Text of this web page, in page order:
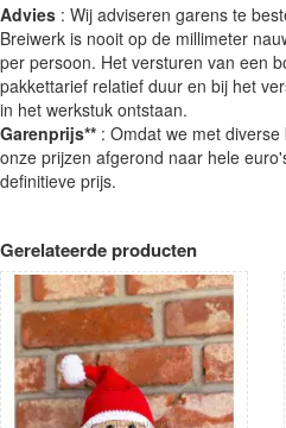
Advies : Wij adviseren garens te
Breiwerk is nooit op de millimeter
per persoon. Het versturen van een
pakkettarief relatief duur en bij het
in het werkstuk ontstaan.
Garenprijs** : Omdat we met
onze prijzen afgerond naar hele
definitieve prijs.
Gerelateerde producten